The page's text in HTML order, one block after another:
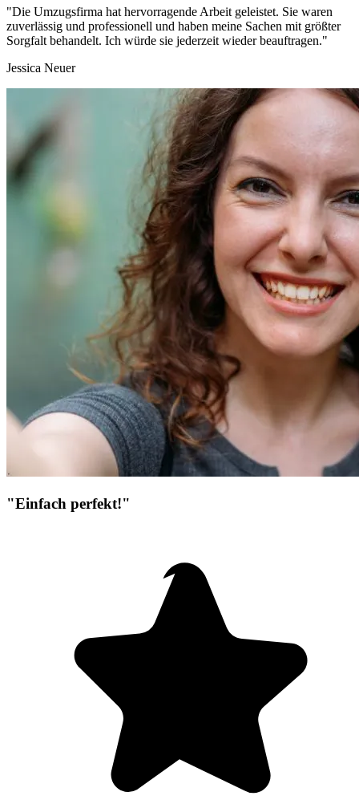
"Die Umzugsfirma hat hervorragende Arbeit geleistet. Sie waren
zuverlässig und professionell und haben meine Sachen mit größter
Sorgfalt behandelt. Ich würde sie jederzeit wieder beauftragen."
Jessica Neuer
"Einfach perfekt!"